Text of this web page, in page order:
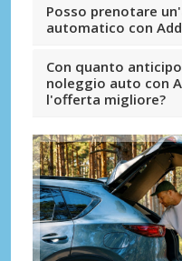
Posso prenotare
automatico con
Con quanto
noleggio auto con
l'offerta migliore?